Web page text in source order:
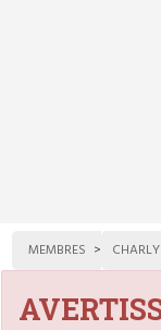
MEMBRES CHARLY